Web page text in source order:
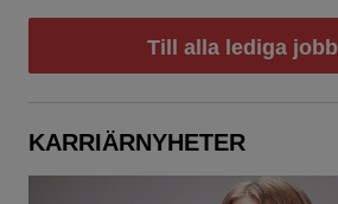
Till alla lediga jobb
KARRIÄRNYHETER